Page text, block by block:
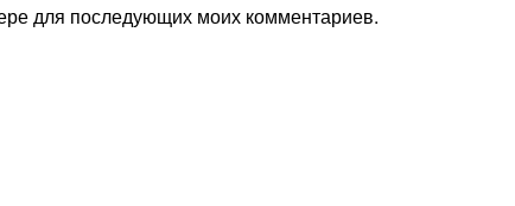
для последующих моих комментариев.